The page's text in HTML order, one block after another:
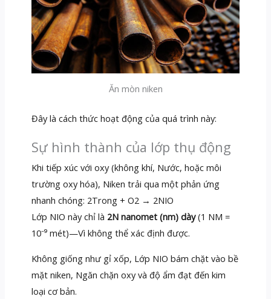
Ăn mòn niken
Đây là cách thức hoạt động của quá trình này:
Sự hình thành của lớp thụ động
Khi tiếp xúc với oxy (không khí, Nước, hoặc môi
trường oxy hóa), Niken trải qua một phản ứng
nhanh chóng: 2Trong + O2 → 2NIO
Lớp NIO này chỉ là 2N nanomet (nm) dày(1 NM =
10⁻⁹ mét)—Vì không thể xác định được.
Không giống như gỉ xốp, Lớp NIO bám chặt vào bề
mặt niken, Ngăn chặn oxy và độ ẩm đạt đến kim
loại cơ bản.